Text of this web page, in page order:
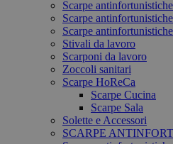
Scarpe
Scarpe
Scarpe
Stivali da lavoro
Scarponi da lavoro
Zoccoli sanitari
Scarpe HoReCa
Scarpe Cucina
Scarpe Sala
Solette e Accessori
SCARPE